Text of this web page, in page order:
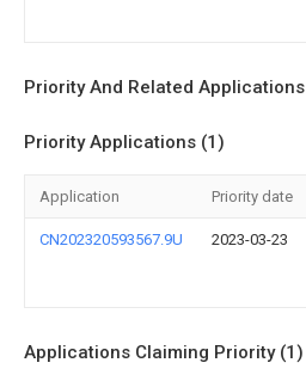
Priority And Related Applications
Priority Applications (1)
Application Priority date
CN202320593567.9U 2023-03-23
Applications Claiming Priority (1)